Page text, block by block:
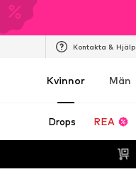
Kontakta & Hjälp
Kvinnor Män
Drops REA